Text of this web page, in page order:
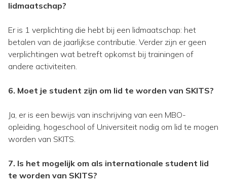
lidmaatschap?
Er is 1 verplichting die hebt bij een lidmaatschap: het
betalen van de jaarlijkse contributie. Verder zijn er geen
verplichtingen wat betreft opkomst bij trainingen of
andere activiteiten.
6. Moet je student zijn om lid te worden van SKITS?
Ja, er is een bewijs van inschrijving van een MBO-
opleiding, hogeschool of Universiteit nodig om lid te mogen
worden van SKITS.
7. Is het mogelijk om als internationale student lid
te worden van SKITS?